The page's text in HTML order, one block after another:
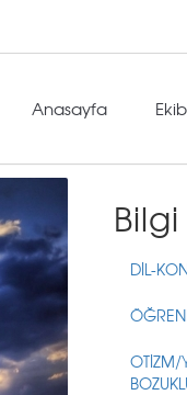
Anasayfa
DİL-
OTİZM/